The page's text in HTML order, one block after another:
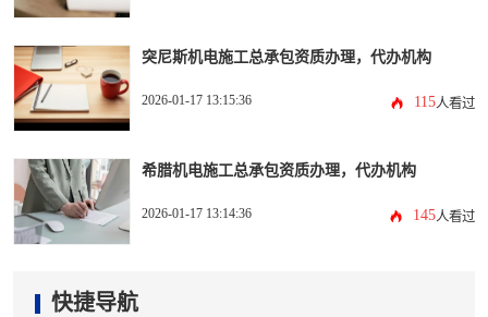
突尼斯机电施工总承包资质办理，代办机构
2026-01-17 13:15:36 115人看过
希腊机电施工总承包资质办理，代办机构
2026-01-17 13:14:36 145人看过
快捷导航